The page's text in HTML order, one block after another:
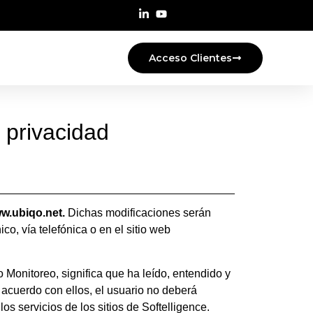
Acceso Clientes
Dichas modificaciones serán
vía telefónica o en el sitio web
significa que ha leído, entendido y
con ellos, el usuario no deberá
servicios de los sitios de Softelligence.